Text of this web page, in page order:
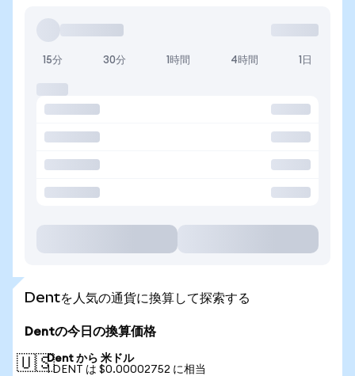
15分 30分 1時間 4時間 1日
Dentを人気の通貨に換算して探索する
Dentの今日の換算価格
🇺🇸Dent から 米ドル
1 DENT は $0.00002752 に相当